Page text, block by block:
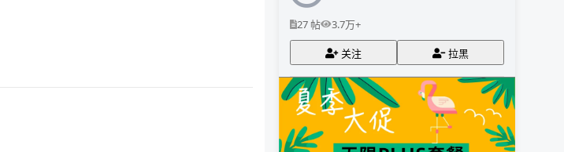
27 帖 3.7万+
关注 拉黑